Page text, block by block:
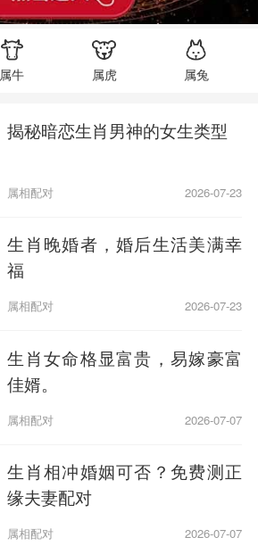
属牛 属虎 属兔
揭秘暗恋生肖男神的女生类型
属相配对 2026-07-23
生肖晚婚者，婚后生活美满幸
福
属相配对 2026-07-23
生肖女命格显富贵，易嫁豪富
佳婿。
属相配对 2026-07-07
生肖相冲婚姻可否？免费测正
缘夫妻配对
属相配对 2026-07-07